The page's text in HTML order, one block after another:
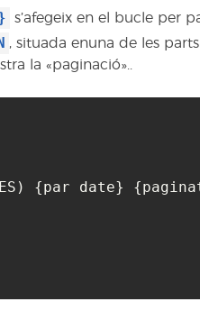
s’afegeix en el bucle per
, situada enuna de les
la «paginació»..
{par date}